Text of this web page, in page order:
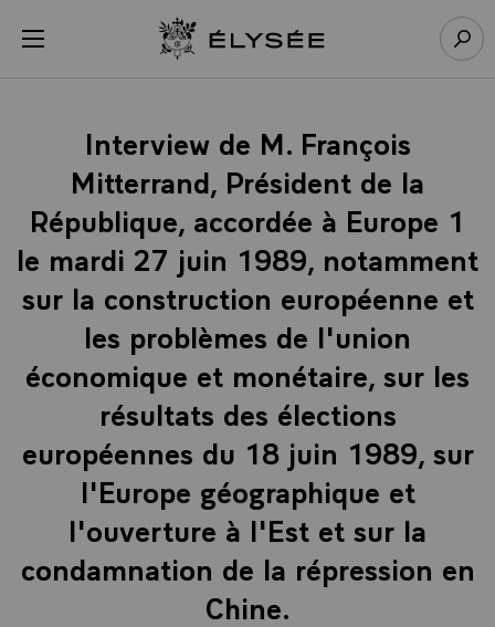
menu Retour à l’accueil Élysée
Interview de M. François
Mitterrand, Président de la
République, accordée à Europe 1
le mardi 27 juin 1989, notamment
sur la construction européenne et
les problèmes de l'union
économique et monétaire, sur les
résultats des élections
européennes du 18 juin 1989, sur
l'Europe géographique et
l'ouverture à l'Est et sur la
condamnation de la répression en
Chine.
Panneau de gestion des cookies